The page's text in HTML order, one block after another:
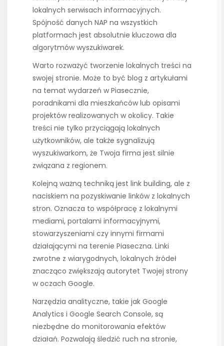
lokalnych serwisach informacyjnych.
Spójność danych NAP na wszystkich
platformach jest absolutnie kluczowa dla
algorytmów wyszukiwarek.
Warto rozważyć tworzenie lokalnych treści na
swojej stronie. Może to być blog z artykułami
na temat wydarzeń w Piasecznie,
poradnikami dla mieszkańców lub opisami
projektów realizowanych w okolicy. Takie
treści nie tylko przyciągają lokalnych
użytkowników, ale także sygnalizują
wyszukiwarkom, że Twoja firma jest silnie
związana z regionem.
Kolejną ważną techniką jest link building, ale z
naciskiem na pozyskiwanie linków z lokalnych
stron. Oznacza to współpracę z lokalnymi
mediami, portalami informacyjnymi,
stowarzyszeniami czy innymi firmami
działającymi na terenie Piaseczna. Linki
zwrotne z wiarygodnych, lokalnych źródeł
znacząco zwiększają autorytet Twojej strony
w oczach Google.
Narzędzia analityczne, takie jak Google
Analytics i Google Search Console, są
niezbędne do monitorowania efektów
działań. Pozwalają śledzić ruch na stronie,